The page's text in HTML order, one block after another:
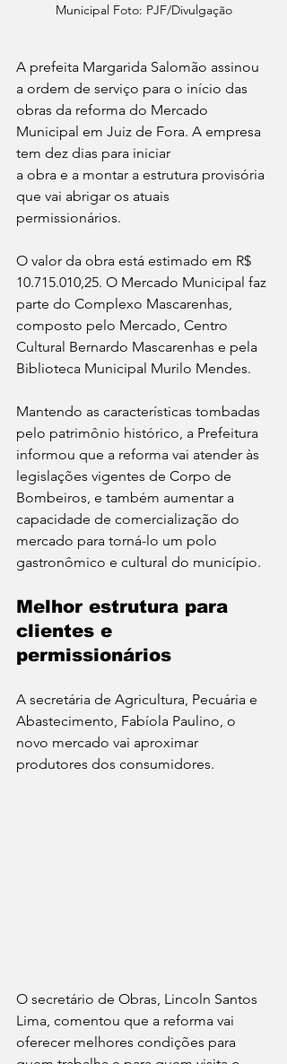
Municipal Foto: PJF/Divulgação
A prefeita Margarida Salomão assinou
a ordem de serviço para o início das
obras da reforma do Mercado
Municipal em Juiz de Fora. A empresa
tem dez dias para iniciar
a obra e a montar a estrutura provisória
que vai abrigar os atuais
permissionários.
O valor da obra está estimado em R$
10.715.010,25. O Mercado Municipal faz
parte do Complexo Mascarenhas,
composto pelo Mercado, Centro
Cultural Bernardo Mascarenhas e pela
Biblioteca Municipal Murilo Mendes.
Mantendo as características tombadas
pelo patrimônio histórico, a Prefeitura
informou que a reforma vai atender às
legislações vigentes de Corpo de
Bombeiros, e também aumentar a
capacidade de comercialização do
mercado para torná-lo um polo
gastronômico e cultural do município.
Melhor estrutura para
clientes e
permissionários
A secretária de Agricultura, Pecuária e
Abastecimento, Fabíola Paulino, o
novo mercado vai aproximar
produtores dos consumidores.
O secretário de Obras, Lincoln Santos
Lima, comentou que a reforma vai
oferecer melhores condições para